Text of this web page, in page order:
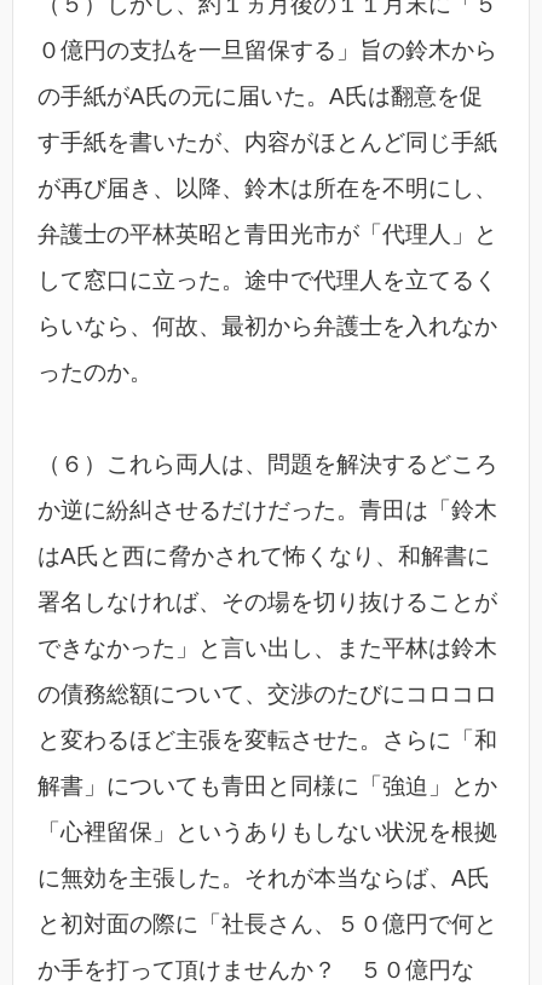
０億円の支払を一旦留保する」旨の鈴木から
の手紙がA氏の元に届いた。A氏は翻意を促
す手紙を書いたが、内容がほとんど同じ手紙
が再び届き、以降、鈴木は所在を不明にし、
弁護士の平林英昭と青田光市が「代理人」と
して窓口に立った。途中で代理人を立てるく
らいなら、何故、最初から弁護士を入れなか
ったのか。
（６）これら両人は、問題を解決するどころ
か逆に紛糾させるだけだった。青田は「鈴木
はA氏と西に脅かされて怖くなり、和解書に
署名しなければ、その場を切り抜けることが
できなかった」と言い出し、また平林は鈴木
の債務総額について、交渉のたびにコロコロ
と変わるほど主張を変転させた。さらに「和
解書」についても青田と同様に「強迫」とか
「心裡留保」というありもしない状況を根拠
に無効を主張した。それが本当ならば、A氏
と初対面の際に「社長さん、５０億円で何と
か手を打って頂けませんか？ ５０億円な